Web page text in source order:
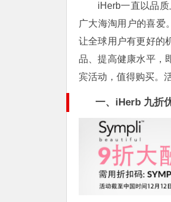
iHerb一直以品
广大海淘用户的喜爱
让全球用户有更好的
品、提高健康水平，
宾活动，值得购买。
一、iHerb 九折